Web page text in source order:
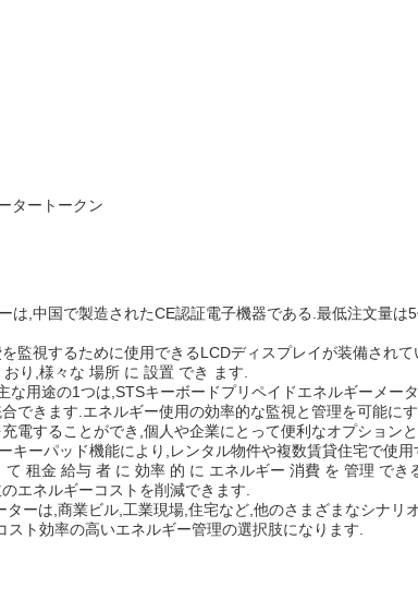
タートークン
は,中国で製造されたCE認証電子機器である.最低注文量は
監視するために使用できるLCDディスプレイが装備され
り,様々な 場所 に 設置 でき ます.
用途の1つは,STSキーボードプリペイドエネルギーメー
できます.エネルギー使用の効率的な監視と管理を可能に
電することができ,個人や企業にとって便利なオプションと
キーパッド機能により,レンタル物件や複数賃貸住宅で使
租金 給与 者 に 効率 的 に エネルギー 消費 を 管理 でき
エネルギーコストを削減できます.
ーは,商業ビル,工業現場,住宅など,他のさまざまなシナリ
ト効率の高いエネルギー管理の選択肢になります.